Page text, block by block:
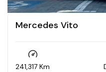
Mercedes Vito
241,317 Km